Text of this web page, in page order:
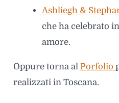
Ashliegh &
che ha celebrato
amore.
Oppure torna al Porfolio
realizzati in Toscana.